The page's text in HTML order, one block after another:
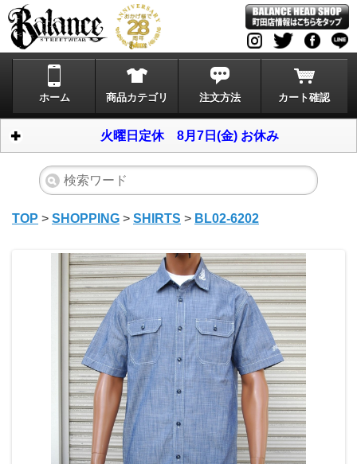
ホーム 商品カテゴリ 注文方法 カート確認
火曜日定休 8月7日(金) お休み
TOP > SHOPPING > SHIRTS > BL02-6202